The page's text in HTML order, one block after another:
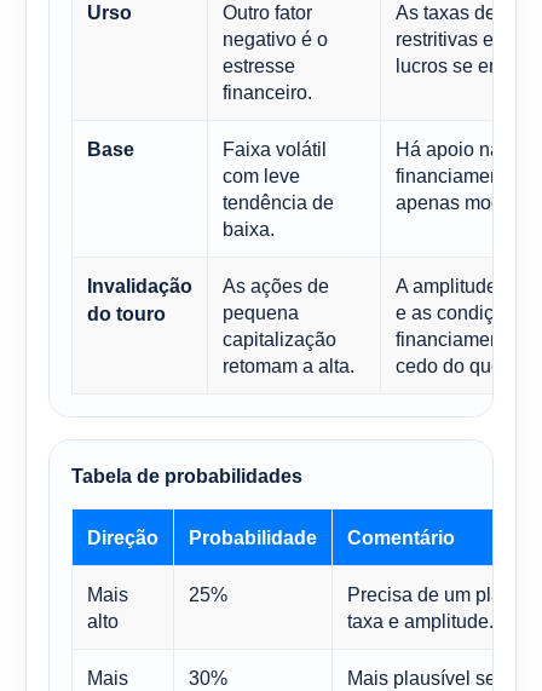
Urso
Outro fator
negativo é o
estresse
financeiro.
As taxas de
restritivas e a
lucros se
Base
Faixa volátil
com leve
tendência de
baixa.
Há apoio na
financiamento
apenas
Invalidação
do touro
As ações de
pequena
capitalização
retomam a alta.
A amplitude do
e as condições
financiamento
cedo do que o
Tabela de probabilidades
Direção Probabilidade Comentário
Mais
alto
25%
Precisa de um plano
taxa e amplitude.
Mais
30%
Mais plausível se